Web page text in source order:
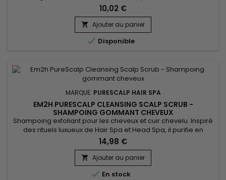
de produits, assurant un nettoyage en profondeur. Grâce à
des ingrédients naturels tels que l'extrait de cacao, l'huile de
coton, et l'extrait de noix de coco, le Premium Keratin Caviar
Activ Shampoo purifie la fibre capillaire sans...
10,02 €
 Ajouter au panier
 Disponible
MARQUE: PURESCALP HAIR SPA
EM2H PURESCALP CLEANSING SCALP SCRUB -
SHAMPOING GOMMANT CHEVEUX
Shampoing exfoliant pour les cheveux et cuir chevelu. Inspiré
des rituels luxueux de Hair Spa et Head Spa, il purifie en
profondeur, nettoie délicatement le cuir chevelu et revitalise
la fibre. Grâce à sa formule enrichie en extrait de Sel marin,
Em2h PureScalp Gommage débarrasse le cuir chevelu des
cellules mortes, de l'excès de sébum et des résidus de...
14,98 €
 Ajouter au panier
 En stock